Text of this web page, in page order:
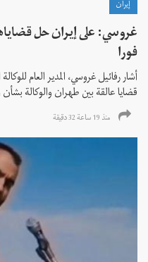
إيران
غروسي: على إيران حل
فورا
أشار رفائيل غروسي، المدير العام
قضايا عالقة بين طهران والوكالة
منذ 19 ساعة 32 دقیقة